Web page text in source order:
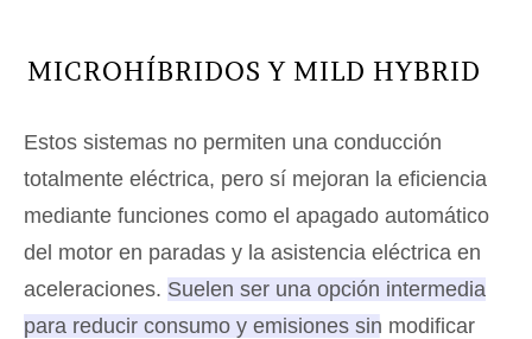
MICROHÍBRIDOS Y MILD HYBRID
Estos sistemas no permiten una conducción
totalmente eléctrica, pero sí mejoran la eficiencia
mediante funciones como el apagado automático
del motor en paradas y la asistencia eléctrica en
aceleraciones. Suelen ser una opción intermedia
para reducir consumo y emisiones sin modificar